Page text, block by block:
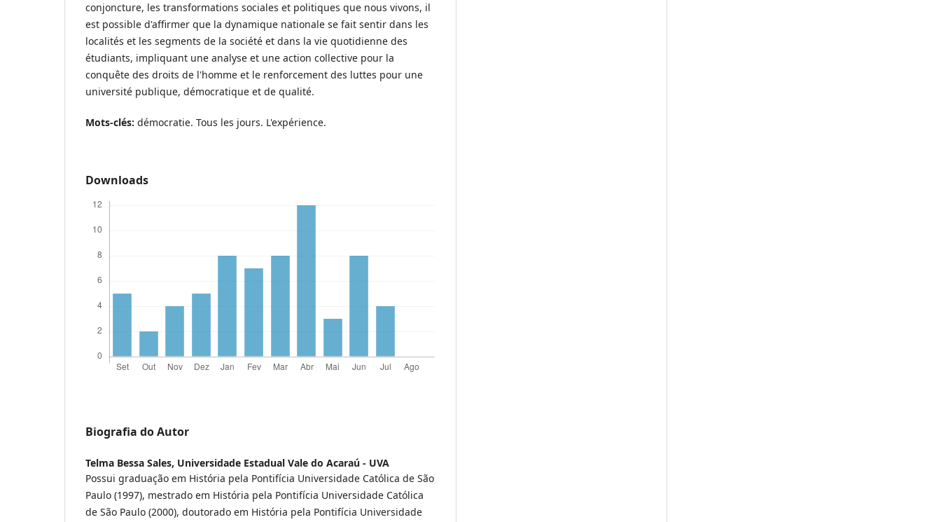
conjoncture, les transformations sociales et politiques que nous vivons, il
est possible d'affirmer que la dynamique nationale se fait sentir dans les
localités et les segments de la société et dans la vie quotidienne des
étudiants, impliquant une analyse et une action collective pour la
conquête des droits de l'homme et le renforcement des luttes pour une
université publique, démocratique et de qualité.
Mots-clés: démocratie. Tous les jours. L'expérience.
Downloads
Biografia do Autor
Telma Bessa Sales, Universidade Estadual Vale do Acaraú - UVA
Possui graduação em História pela Pontifícia Universidade Católica de São
Paulo (1997), mestrado em História pela Pontifícia Universidade Católica
de São Paulo (2000), doutorado em História pela Pontifícia Universidade